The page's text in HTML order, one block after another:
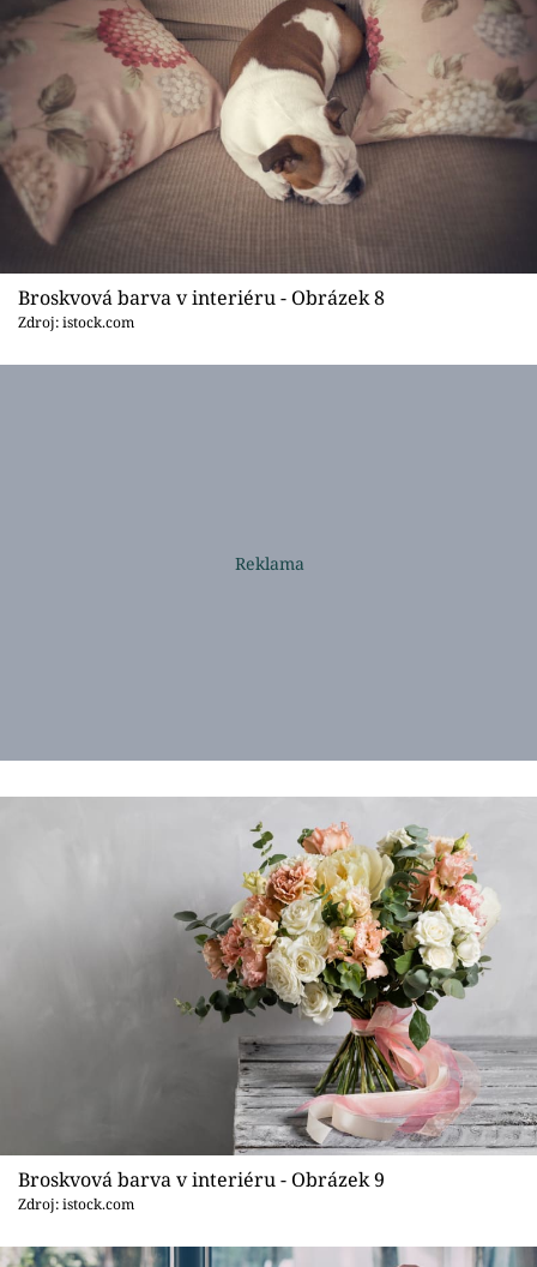
Broskvová barva v interiéru - Obrázek 8
Zdroj: istock.com
Broskvová barva v interiéru - Obrázek 9
Zdroj: istock.com